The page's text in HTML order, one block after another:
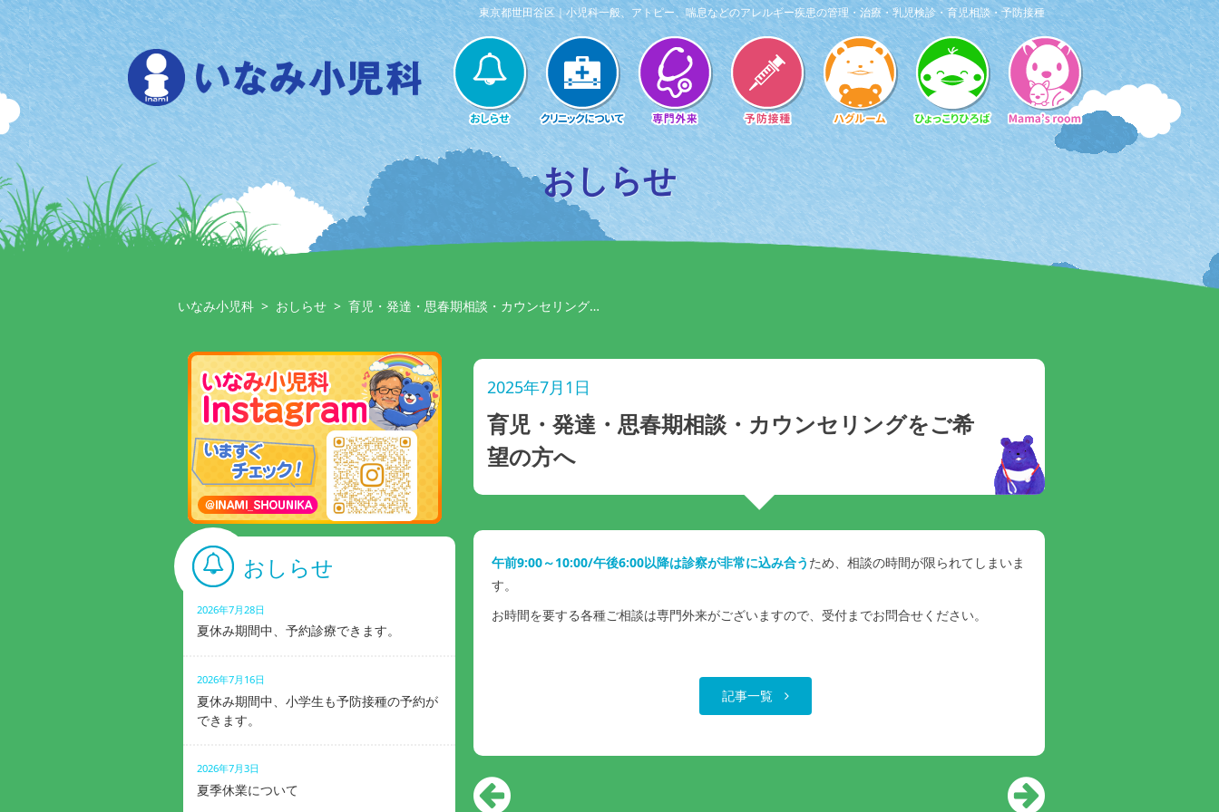
Skip
to
content
東京都世田谷区｜小児科一般、アトピー、喘息などのアレルギー疾患の管理・治療・乳児検診・育児相談・予防接種
おしらせ
いなみ小児科 > おしらせ > 育児・発達・思春期相談・カウンセリング…
2025年7月1日
育児・発達・思春期相談・カウンセリングをご希
望の方へ
午前9:00～10:00/午後6:00以降は診察が非常に込み合う ため、相談の時間が限られてしまいま
す。
お時間を要する各種ご相談は専門外来がございますので、受付までお問合せください。
記事一覧
おしらせ
2026年7月28日
夏休み期間中、予約診療できます。
2026年7月16日
夏休み期間中、小学生も予防接種の予約が
できます。
2026年7月3日
夏季休業について